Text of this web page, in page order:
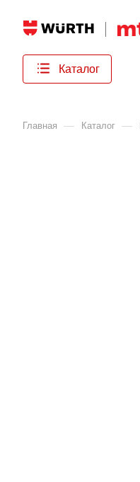
Каталог
Главная
— Каталог —